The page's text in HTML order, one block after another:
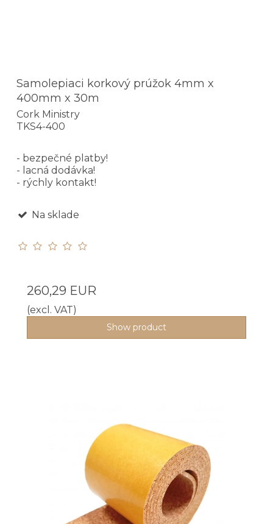
Samolepiaci korkový prúžok 4mm x
400mm x 30m
Cork Ministry
TKS4-400
- bezpečné platby!
- lacná dodávka!
- rýchly kontakt!
Na sklade
260,29 EUR
(excl. VAT)
Show product